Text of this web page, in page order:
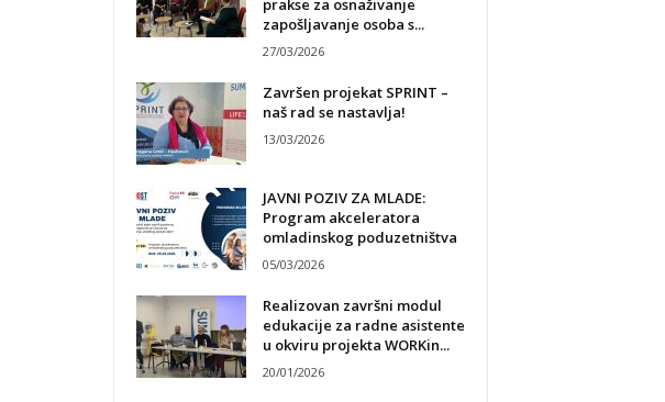
prakse za osnaživanje
zapošljavanje osoba s...
27/03/2026
Završen projekat SPRINT –
naš rad se nastavlja!
13/03/2026
JAVNI POZIV ZA MLADE:
Program akceleratora
omladinskog poduzetništva
05/03/2026
Realizovan završni modul
edukacije za radne asistente
u okviru projekta WORKin...
20/01/2026